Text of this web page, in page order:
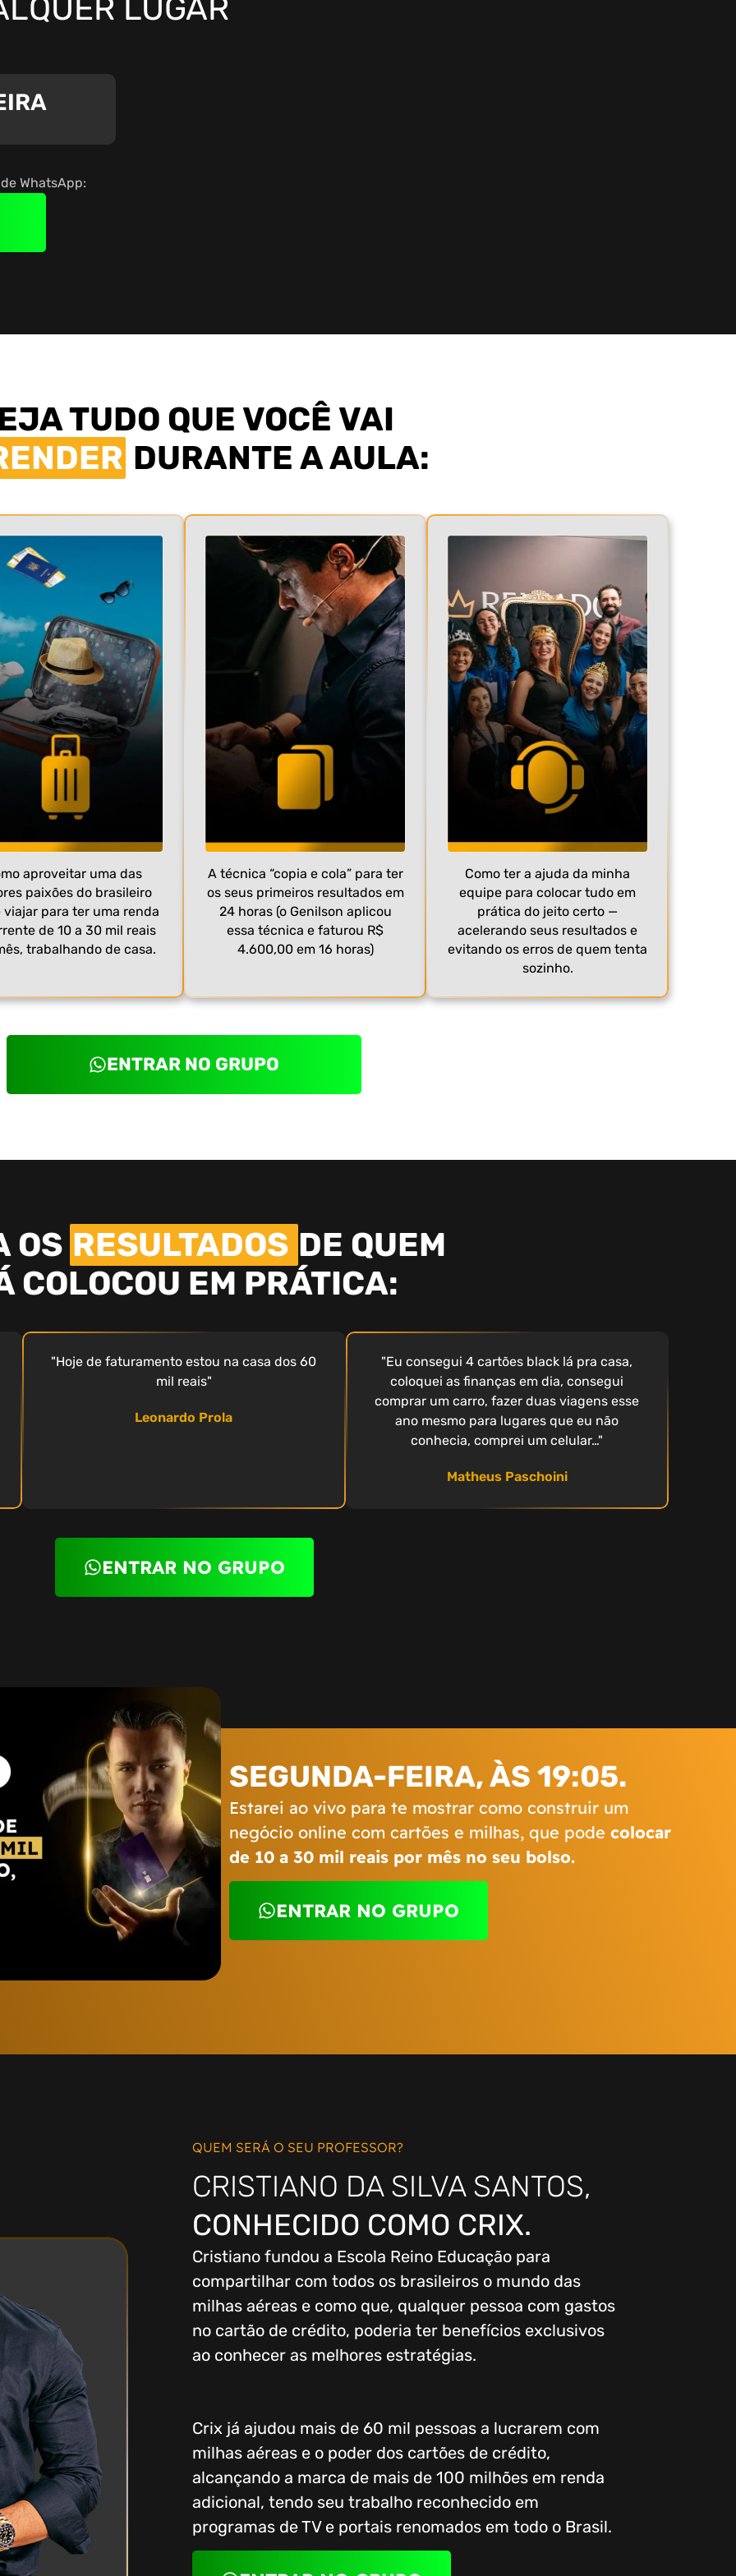
LUGAR
WhatsApp:
TUDO QUE VOCÊ VAI
DURANTE A AULA:
aproveitar uma das
paixões do brasileiro
viajar para ter uma renda
de 10 a 30 mil reais
trabalhando de casa.
A técnica “copia e cola” para ter
os seus primeiros resultados em
24 horas (o Genilson aplicou
essa técnica e faturou R$
4.600,00 em 16 horas)
Como ter a ajuda da minha
equipe para colocar tudo em
prática do jeito certo —
acelerando seus resultados e
evitando os erros de quem tenta
sozinho.
ENTRAR NO GRUPO
OS RESULTADOS DE QUEM
COLOCOU EM PRÁTICA:
"Hoje de faturamento estou na casa dos 60
mil reais"
Leonardo Prola
"Eu consegui 4 cartões black lá pra casa,
coloquei as finanças em dia, consegui
comprar um carro, fazer duas viagens esse
ano mesmo para lugares que eu não
conhecia, comprei um celular…"
Matheus Paschoini
ENTRAR NO GRUPO
SEGUNDA-FEIRA, ÀS 19:05.
Estarei ao vivo para te mostrar como construir um
negócio online com cartões e milhas, que podecolocar
de 10 a 30 mil reais por mês no seu bolso.
ENTRAR NO GRUPO
QUEM SERÁ O SEU PROFESSOR?
CRISTIANO DA SILVA SANTOS,
CONHECIDO COMO CRIX.
Cristiano fundou a Escola Reino Educação para
compartilhar com todos os brasileiros o mundo das
milhas aéreas e como que, qualquer pessoa com gastos
no cartão de crédito, poderia ter benefícios exclusivos
ao conhecer as melhores estratégias.
Crix já ajudou mais de 60 mil pessoas a lucrarem com
milhas aéreas e o poder dos cartões de crédito,
alcançando a marca de mais de 100 milhões em renda
adicional, tendo seu trabalho reconhecido em
programas de TV e portais renomados em todo o Brasil.